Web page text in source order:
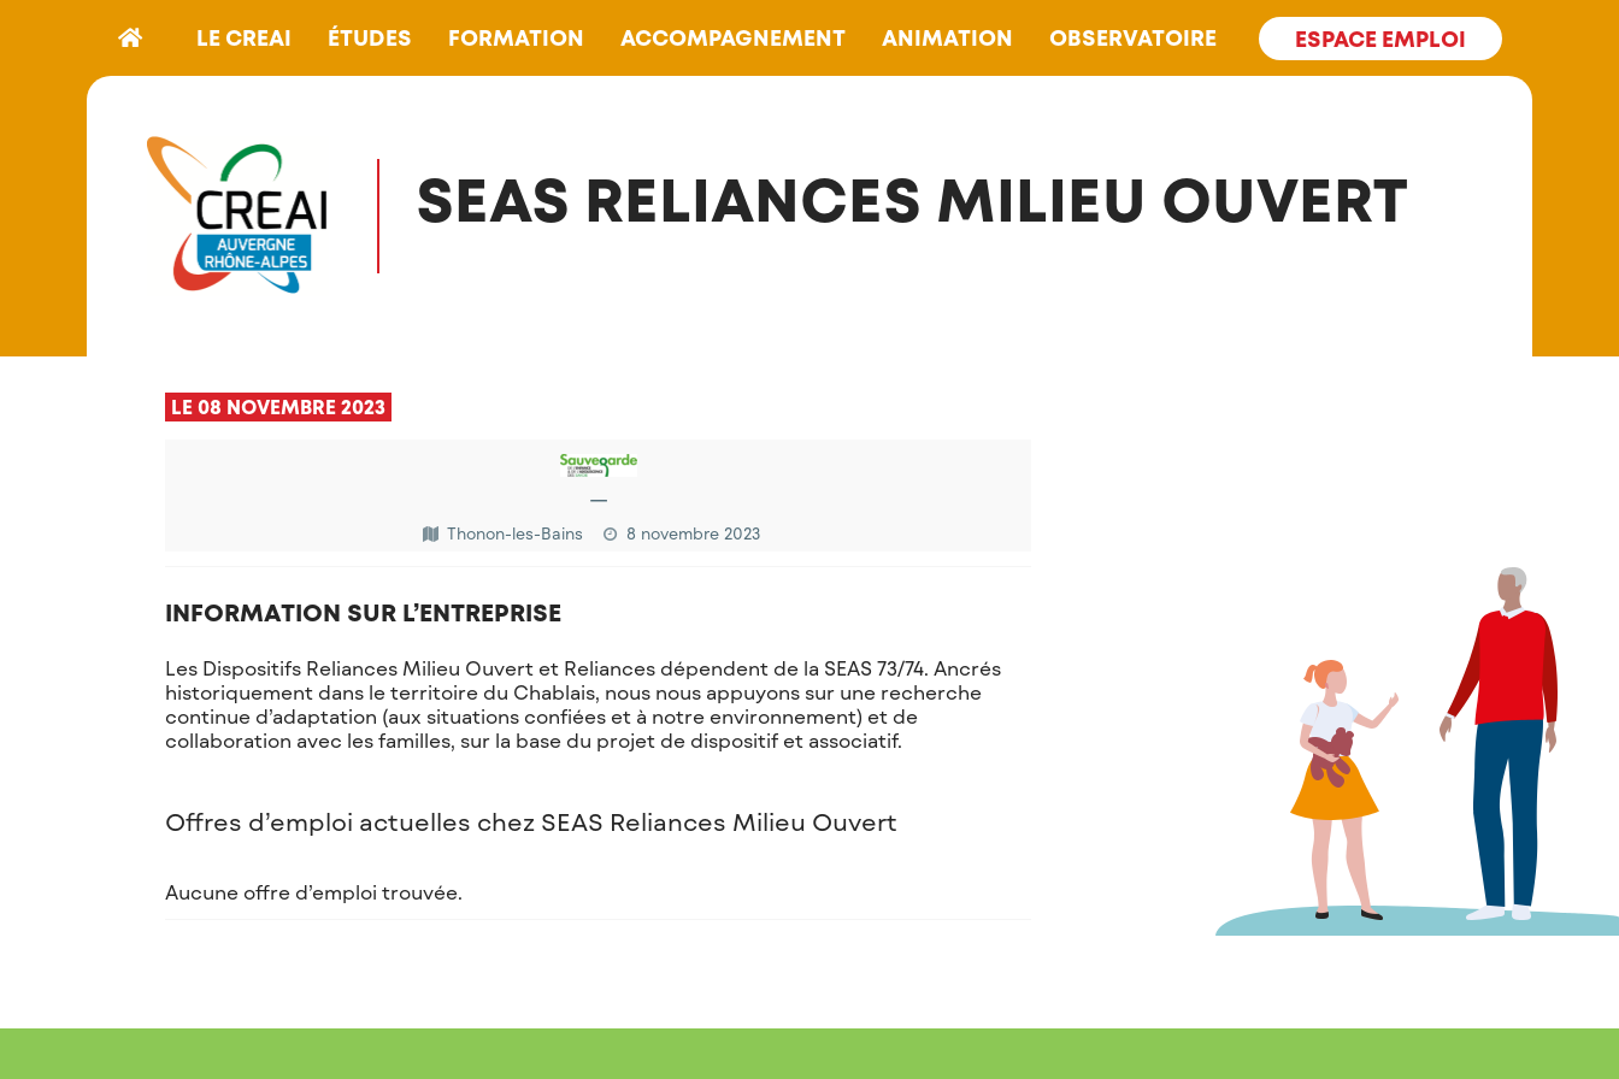
LE CREAI ÉTUDES FORMATION ACCOMPAGNEMENT ANIMATION OBSERVATOIRE ESPACE EMPLOI
SEAS RELIANCES MILIEU OUVERT
LE 08 NOVEMBRE 2023
—
Thonon-les-Bains 8 novembre 2023
INFORMATION SUR L’ENTREPRISE
Les Dispositifs Reliances Milieu Ouvert et Reliances dépendent de la SEAS 73/74. Ancrés
historiquement dans le territoire du Chablais, nous nous appuyons sur une recherche
continue d’adaptation (aux situations confiées et à notre environnement) et de
collaboration avec les familles, sur la base du projet de dispositif et associatif.
Offres d’emploi actuelles chez SEAS Reliances Milieu Ouvert
Aucune offre d’emploi trouvée.